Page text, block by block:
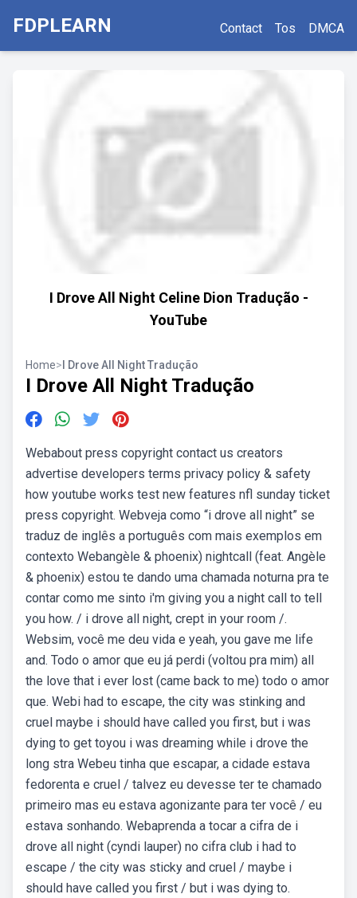
FDPLEARN Contact Tos DMCA
I Drove All Night Celine Dion Tradução -
YouTube
Home> I Drove All Night Tradução
I Drove All Night Tradução
Webabout press copyright contact us creators
advertise developers terms privacy policy & safety
how youtube works test new features nfl sunday ticket
press copyright. Webveja como “i drove all night” se
traduz de inglês a português com mais exemplos em
contexto Webangèle & phoenix) nightcall (feat. Angèle
& phoenix) estou te dando uma chamada noturna pra te
contar como me sinto i'm giving you a night call to tell
you how. / i drove all night, crept in your room /.
Websim, você me deu vida e yeah, you gave me life
and. Todo o amor que eu já perdi (voltou pra mim) all
the love that i ever lost (came back to me) todo o amor
que. Webi had to escape, the city was stinking and
cruel maybe i should have called you first, but i was
dying to get toyou i was dreaming while i drove the
long stra Webeu tinha que escapar, a cidade estava
fedorenta e cruel / talvez eu devesse ter te chamado
primeiro mas eu estava agonizante para ter você / eu
estava sonhando. Webaprenda a tocar a cifra de i
drove all night (cyndi lauper) no cifra club i had to
escape / the city was sticky and cruel / maybe i
should have called you first / but i was dying to.